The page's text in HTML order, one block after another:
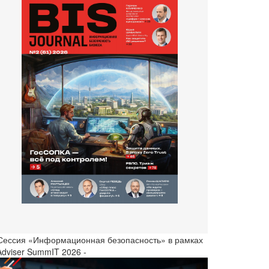
«Информационная безопасность» в рамках
SummIT 2026 -